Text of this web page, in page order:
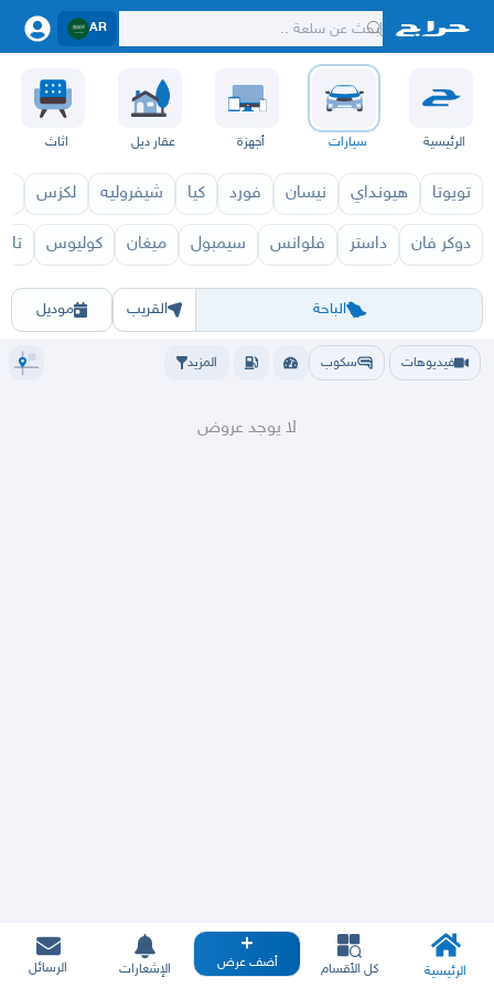
AR
الرئيسية سيارات أجهزة عقار ديل اثاث
تويوتا هيونداي نيسان فورد كيا شيفروليه لكزس
دوكر فان داستر فلوانس سيمبول ميغان كوليوس
الباحة
الرياض مكهينبع تبوك القصيمحائل أبها الباحة
القريب موديل
كليو 2027
فيديوهات سكوب المزيد
لا يوجد عروض
الرئيسية كل الأقسام أضف عرض الإشعارات الرسائل